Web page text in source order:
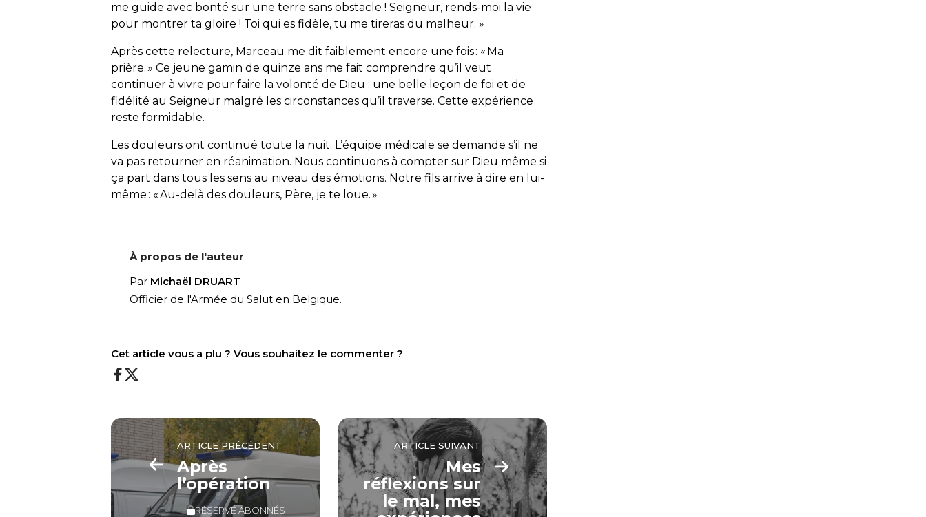
me guide avec bonté sur une terre sans obstacle ! Seigneur, rends-moi la vie
pour montrer ta gloire ! Toi qui es fidèle, tu me tireras du malheur. »
Après cette relecture, Marceau me dit faiblement encore une fois : « Ma
prière. » Ce jeune gamin de quinze ans me fait comprendre qu’il veut
continuer à vivre pour faire la volonté de Dieu : une belle leçon de foi et de
fidélité au Seigneur malgré les circonstances qu’il traverse. Cette expérience
reste formidable.
Les douleurs ont continué toute la nuit. L’équipe médicale se demande s’il ne
va pas retourner en réanimation. Nous continuons à compter sur Dieu même si
ça part dans tous les sens au niveau des émotions. Notre fils arrive à dire en lui-
même : « Au-delà des douleurs, Père, je te loue. »
À propos de l'auteur
Par Michaël DRUART
Officier de l'Armée du Salut en Belgique.
Cet article vous a plu ? Vous souhaitez le commenter ?
ARTICLE PRÉCÉDENT
Après
l’opération
RÉSERVÉ ABONNÉS
ARTICLE SUIVANT
Mes
réflexions sur
le mal, mes